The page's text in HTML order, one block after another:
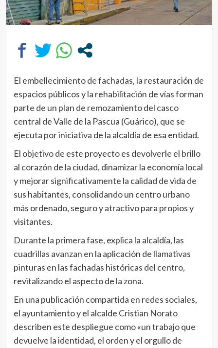
El embellecimiento de fachadas, la restauración de
espacios públicos y la rehabilitación de vías forman
parte de un plan de remozamiento del casco
central de Valle de la Pascua (Guárico), que se
ejecuta por iniciativa de la alcaldía de esa entidad.
El objetivo de este proyecto es devolverle el brillo
al corazón de la ciudad, dinamizar la economía local
y mejorar significativamente la calidad de vida de
sus habitantes, consolidando un centro urbano
más ordenado, seguro y atractivo para propios y
visitantes.
Durante la primera fase, explica la alcaldía, las
cuadrillas avanzan en la aplicación de llamativas
pinturas en las fachadas históricas del centro,
revitalizando el aspecto de la zona.
En una publicación compartida en redes sociales,
el ayuntamiento y el alcalde Cristian Norato
describen este despliegue como «un trabajo que
devuelve la identidad, el orden y el orgullo de